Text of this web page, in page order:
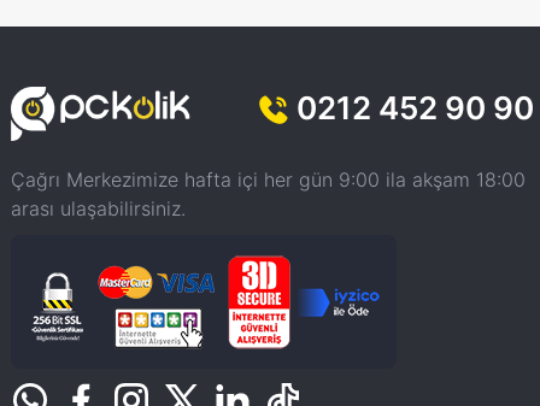
0212 452 90 90
Çağrı Merkezimize hafta içi her gün 9:00 ila akşam 18:00
arası ulaşabilirsiniz.